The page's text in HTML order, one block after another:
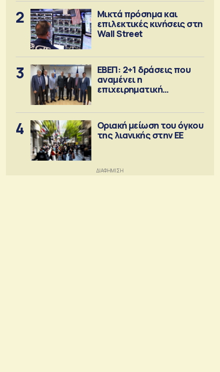
2
Μικτά πρόσημα και
επιλεκτικές κινήσεις στη
Wall Street
3
ΕΒΕΠ: 2+1 δράσεις που
αναμένει η
επιχειρηματική
4
Οριακή μείωση του όγκου
της λιανικής στην ΕΕ